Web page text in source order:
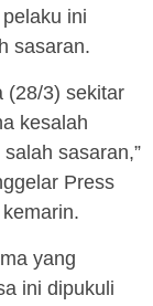
ini
sasaran.
(28/3) sekitar
kesalah
sasaran,”
Press
yang
ini dipukuli